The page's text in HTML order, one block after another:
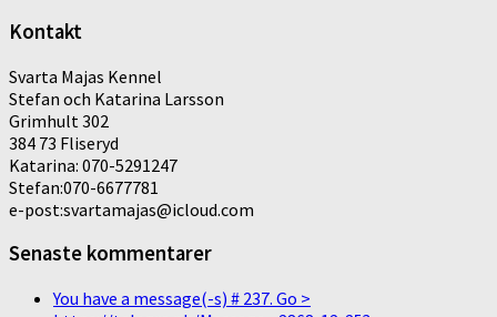
Kontakt
Svarta Majas Kennel
Stefan och Katarina Larsson
Grimhult 302
384 73 Fliseryd
Katarina: 070-5291247
Stefan:070-6677781
e-post:svartamajas@icloud.com
Senaste kommentarer
You have a message(-s) # 237. Go >